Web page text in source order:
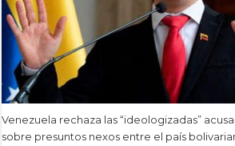
Venezuela rechaza las “ideologizadas”
sobre presuntos nexos entre el país